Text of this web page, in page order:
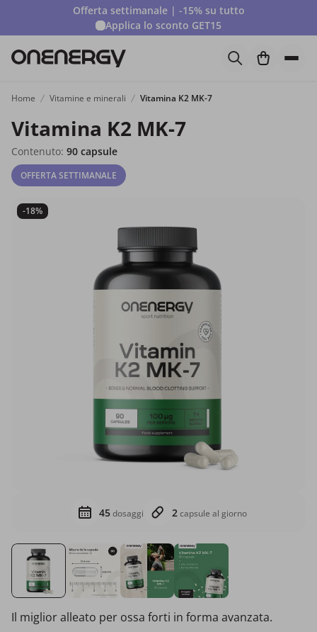
Offerta settimanale | -15% su tutto
Applica lo sconto GET15
Home Vitamine e minerali Vitamina K2 MK-7
Vitamina K2 MK-7
Contenuto: 90 capsule
OFFERTA SETTIMANALE
-18%
45dosaggi 2capsule al giorno
Il miglior alleato per ossa forti in forma avanzata.